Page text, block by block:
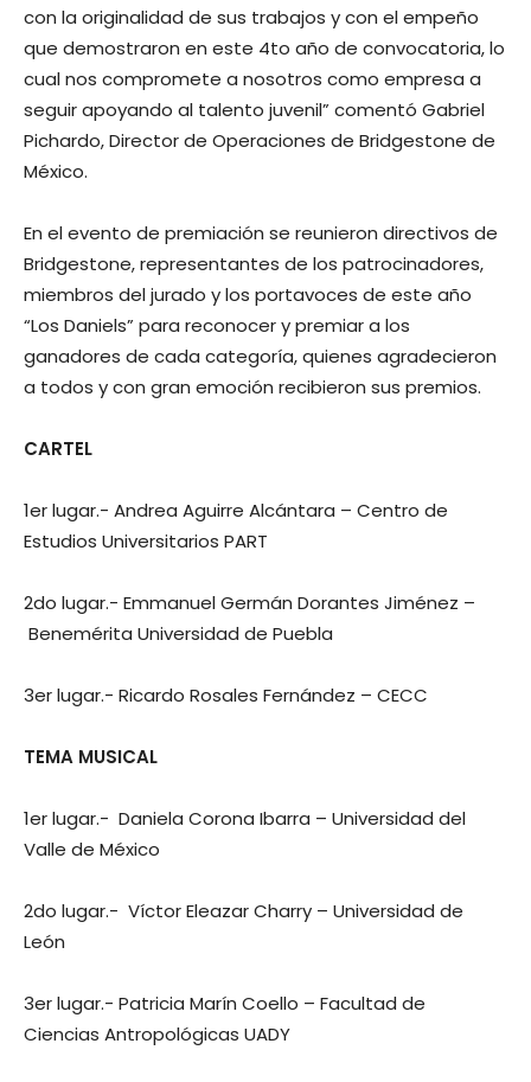
con la originalidad de sus trabajos y con el empeño
que demostraron en este 4to año de convocatoria, lo
cual nos compromete a nosotros como empresa a
seguir apoyando al talento juvenil” comentó Gabriel
Pichardo, Director de Operaciones de Bridgestone de
México.
En el evento de premiación se reunieron directivos de
Bridgestone, representantes de los patrocinadores,
miembros del jurado y los portavoces de este año
“Los Daniels” para reconocer y premiar a los
ganadores de cada categoría, quienes agradecieron
a todos y con gran emoción recibieron sus premios.
CARTEL
1er lugar.- Andrea Aguirre Alcántara – Centro de
Estudios Universitarios PART
2do lugar.- Emmanuel Germán Dorantes Jiménez –
Benemérita Universidad de Puebla
3er lugar.- Ricardo Rosales Fernández – CECC
TEMA MUSICAL
1er lugar.- Daniela Corona Ibarra – Universidad del
Valle de México
2do lugar.- Víctor Eleazar Charry – Universidad de
León
3er lugar.- Patricia Marín Coello – Facultad de
Ciencias Antropológicas UADY